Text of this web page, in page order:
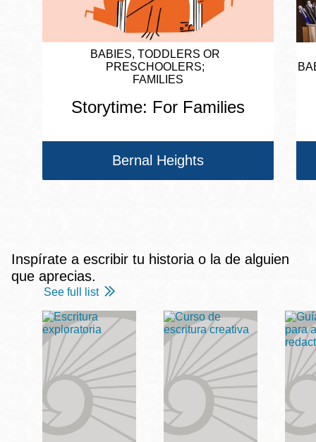
BABIES, TODDLERS OR
PRESCHOOLERS
FAMILIES
Storytime: For Families
Bernal Heights
Inspírate a escribir tu historia o la de alguien
que aprecias.
See full list